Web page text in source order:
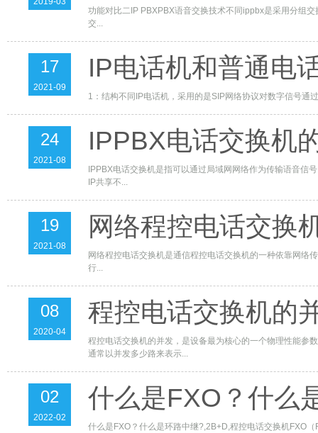
功能对比二IP PBXPBX语音交换技术不同ippbx是采用分组
交...
17
2021-09
IP电话机和普通电
1：结构不同IP电话机，采用的是SIP网络协议对数字信号通
24
2021-08
IPPBX电话交换机
IPPBX电话交换机是指可以通过局域网网络作为传输语音
IP共享不...
19
2021-08
网络程控电话交换
网络程控电话交换机是通信程控电话交换机的一种依靠网络
行...
08
2020-04
程控电话交换机的
程控电话交换机的并发，是设备最为核心的一个物理性能参
通常以并发多少路来表示...
02
2022-02
什么是FXO？什么
什么是FXO？什么是环路中继?,2B+D,程控电话交换机FXO